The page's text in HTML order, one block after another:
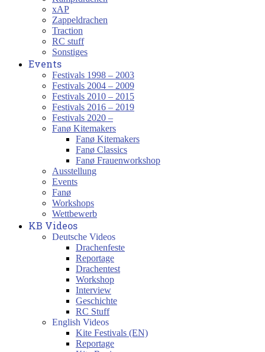
xAP
Zappeldrachen
Traction
RC stuff
Sonstiges
Events
Festivals 1998 – 2003
Festivals 2004 – 2009
Festivals 2010 – 2015
Festivals 2016 – 2019
Festivals 2020 –
Fanø Kitemakers
Fanø Kitemakers
Fanø Classics
Fanø Frauenworkshop
Ausstellung
Events
Fanø
Workshops
Wettbewerb
KB Videos
Deutsche Videos
Drachenfeste
Reportage
Drachentest
Workshop
Interview
Geschichte
RC Stuff
English Videos
Kite Festivals (EN)
Reportage